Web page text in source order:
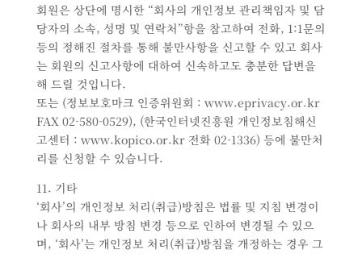
회원은 상단에 명시한 “회사의 개인정보 관리책임자 및 담
당자의 소속, 성명 및 연락처”항을 참고하여 전화, 1:1문의
등의 정해진 절차를 통해 불만사항을 신고할 수 있고 회사
는 회원의 신고사항에 대하여 신속하고도 충분한 답변을
해 드릴 것입니다.
또는 (정보보호마크 인증위원회 : www.eprivacy.or.kr
FAX 02-580-0529), (한국인터넷진흥원 개인정보침해신
고센터 : www.kopico.or.kr 전화 02-1336) 등에 불만처
리를 신청할 수 있습니다.
11. 기타
‘회사’의 개인정보 처리(취급)방침은 법률 및 지침 변경이
나 회사의 내부 방침 변경 등으로 인하여 변경될 수 있으
며, ‘회사’는 개인정보 처리(취급)방침을 개정하는 경우 그